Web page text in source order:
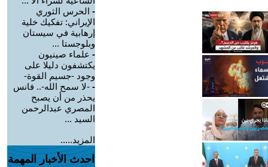
- الحرس الثوري
الإيراني: تفكيك خلية
إرهابية في سيستان
وبلوجستا ...
- علماء صينيون
يكتشفون دليلا على
وجود -جسيم القوة-
- -لا سمح الله-.. فانس
يحذر من أن يصبح
المصري عبدالرحمن
السيد ...
المزيد.....
احدث الأخبار المهمة